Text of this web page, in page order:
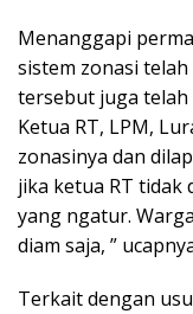
Menanggapi
sistem zonasi
tersebut juga
Ketua RT, LPM,
zonasinya dan
jika ketua RT tidak
yang ngatur.
diam saja, ”
Terkait dengan